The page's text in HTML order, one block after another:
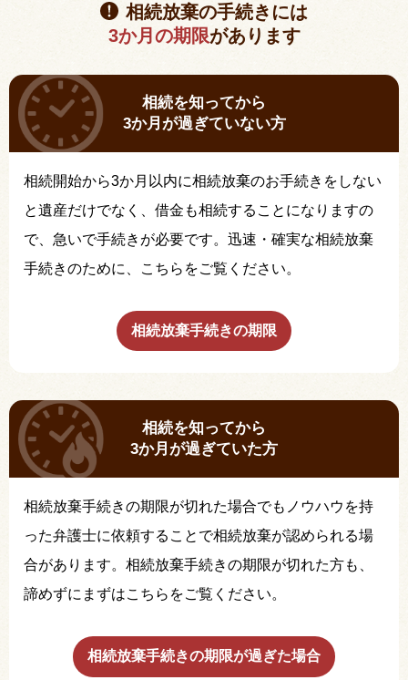
相続放棄の手続きには
3か月の期限があります
相続を知ってから
3か月が過ぎていない方
相続開始から3か月以内に相続放棄のお手続きをしない
と遺産だけでなく、借金も相続することになりますの
で、急いで手続きが必要です。迅速・確実な相続放棄
手続きのために、こちらをご覧ください。
相続放棄手続きの期限
相続を知ってから
3か月が過ぎていた方
相続放棄手続きの期限が切れた場合でもノウハウを持
った弁護士に依頼することで相続放棄が認められる場
合があります。相続放棄手続きの期限が切れた方も、
諦めずにまずはこちらをご覧ください。
相続放棄手続きの期限が過ぎた場合